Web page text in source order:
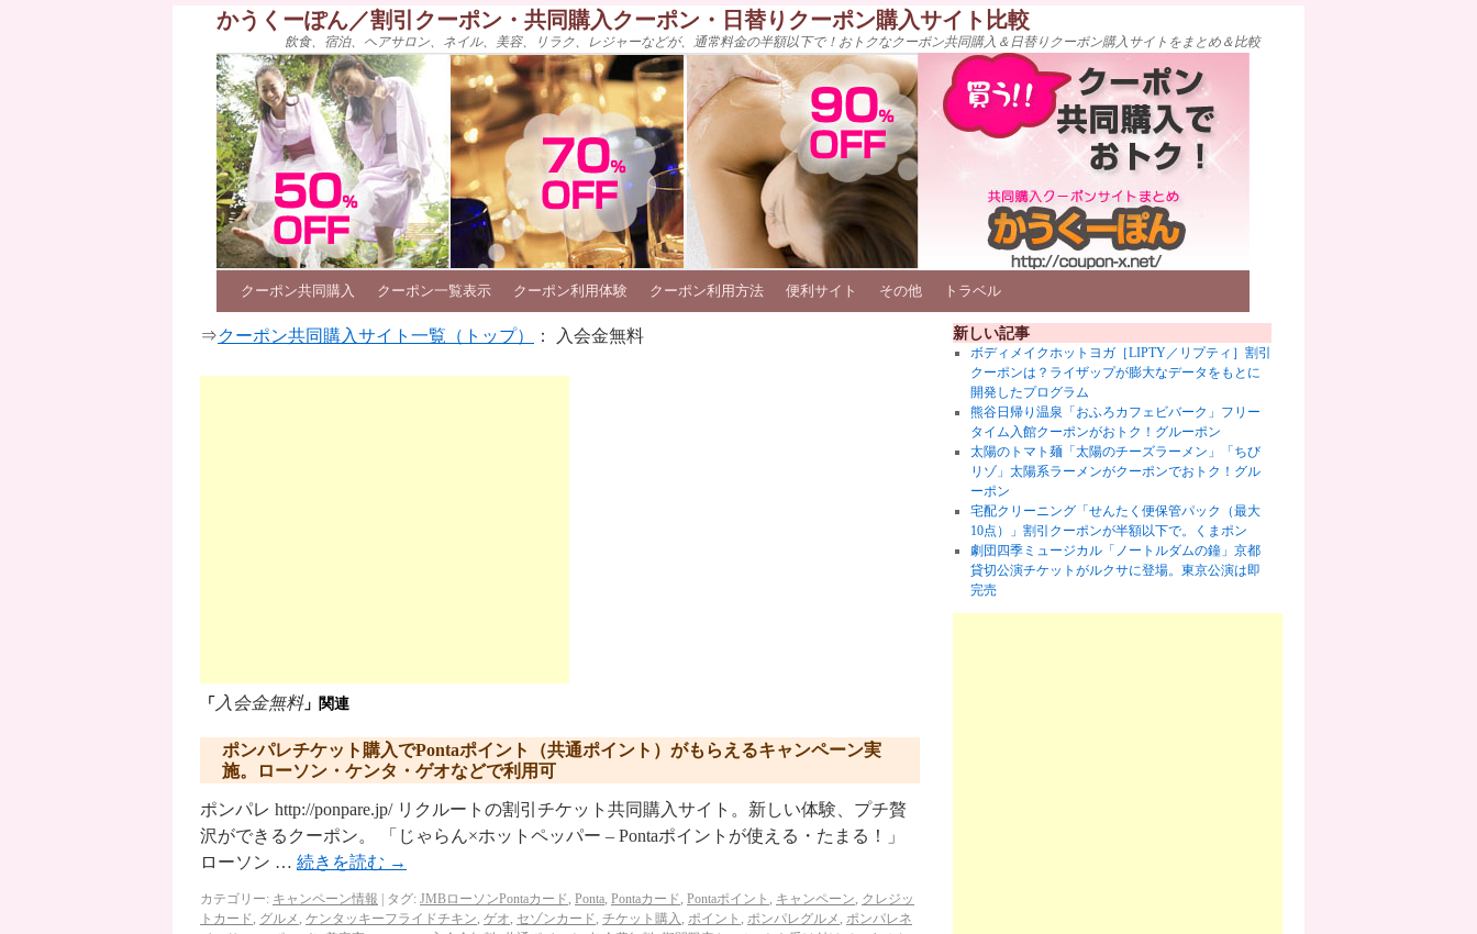
かうくーぽん／割引クーポン・共同購入クーポン・日替りクーポン購入サイト比較
飲食、宿泊、ヘアサロン、ネイル、美容、リラク、レジャーなどが、通常料金の半額以下で！おトクなクーポン共同購入＆日替りクーポン購入サイトをまとめ＆比較
クーポン共同購入 クーポン一覧表示 クーポン利用体験 クーポン利用方法 便利サイト その他 トラベル
⇒クーポン共同購入サイト一覧（トップ） ： 入会金無料
「 入会金無料」関連
ポンパレチケット購入でPontaポイント（共通ポイント）がもらえるキャンペーン実
施。ローソン・ケンタ・ゲオなどで利用可
ポンパレ http://ponpare.jp/ リクルートの割引チケット共同購入サイト。新しい体験、プチ贅
沢ができるクーポン。 「じゃらん×ホットペッパー – Pontaポイントが使える・たまる！」
ローソン … 続きを読む →
カテゴリー: キャンペーン情報 タグ: JMBローソンPontaカード, Ponta, Pontaカード, Pontaポイント , キャンペーン, クレジッ
トカード, グルメ , ケンタッキーフライドチキン, ゲオ, セゾンカード, チケット購入 , ポイント , ポンパレグルメ , ポンパレネ
新しい記事
ボディメイクホットヨガ［LIPTY／リプティ］割引
クーポンは？ライザップが膨大なデータをもとに
開発したプログラム
熊谷日帰り温泉「おふろカフェビバーク」フリー
タイム入館クーポンがおトク！グルーポン
太陽のトマト麺「太陽のチーズラーメン」「ちび
リゾ」太陽系ラーメンがクーポンでおトク！グル
ーポン
宅配クリーニング「せんたく便保管パック（最大
10点）」割引クーポンが半額以下で。くまポン
劇団四季ミュージカル「ノートルダムの鐘」京都
貸切公演チケットがルクサに登場。東京公演は即
完売